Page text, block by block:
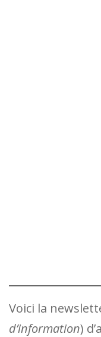
Voici la
d’information)